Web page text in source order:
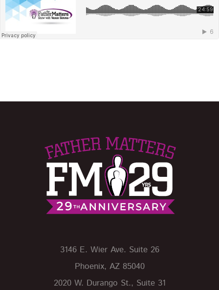
3146 E. Wier Ave. Suite 26
Phoenix, AZ 85040
2020 W. Durango St., Suite 31